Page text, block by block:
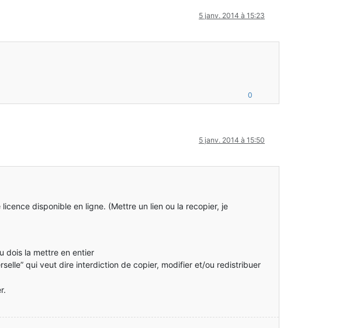
5 janv. 2014 à 15:23
0
5 janv. 2014 à 15:50
disponible en ligne. (Mettre un lien ou la recopier, je
dois la mettre en entier
qui veut dire interdiction de copier, modifier et/ou redistribuer